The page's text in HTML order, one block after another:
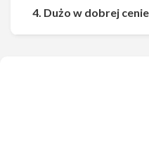
Udostępnij
4. Dużo w dobrej